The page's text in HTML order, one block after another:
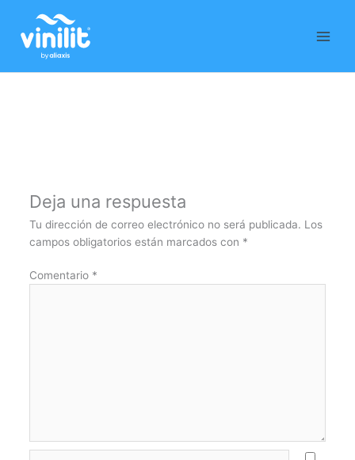
contenido
Deja una respuesta
Tu dirección de correo electrónico no será publicada. Los
campos obligatorios están marcados con *
Comentario *